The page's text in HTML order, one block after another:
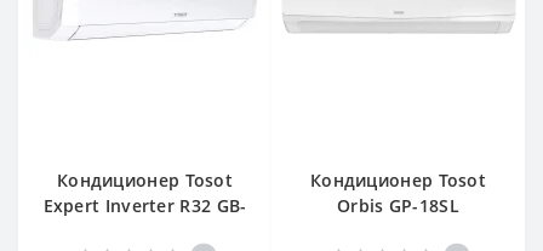
Кондиционер Tosot
Expert Inverter R32 GB-
Кондиционер Tosot
Orbis GP-18SL